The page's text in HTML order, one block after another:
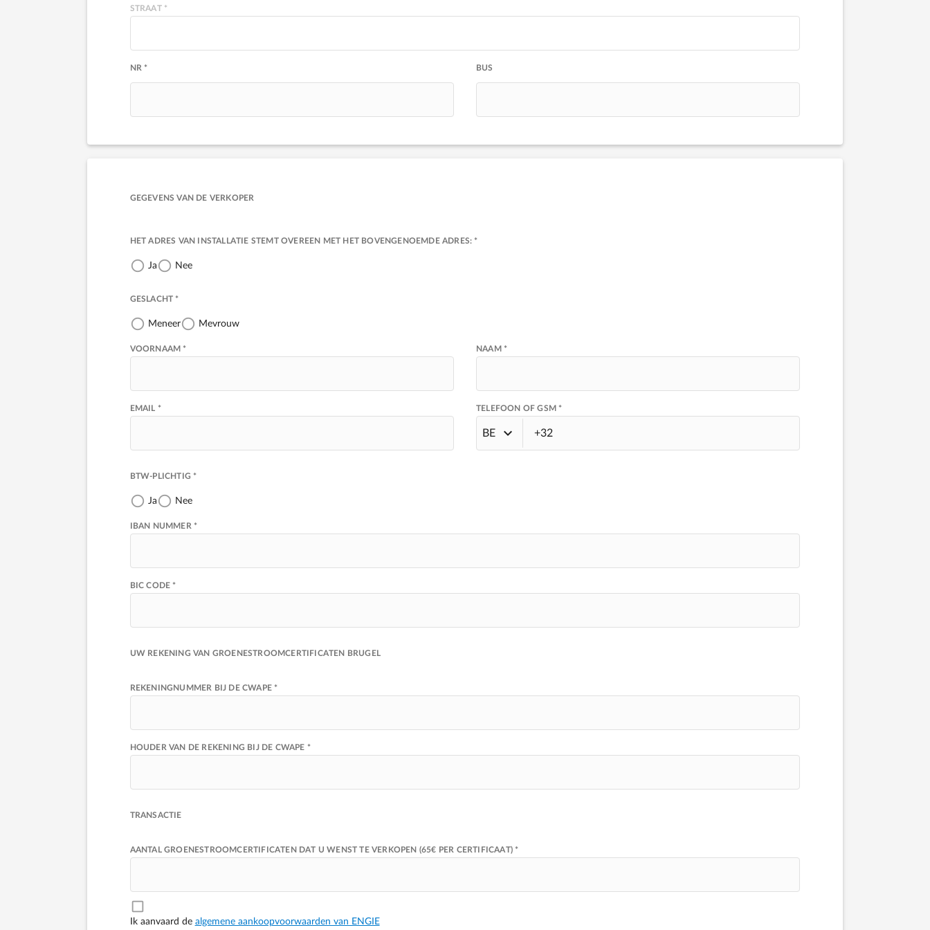
STRAAT *
NR * BUS
GEGEVENS VAN DE VERKOPER
HET ADRES VAN INSTALLATIE STEMT OVEREEN MET HET BOVENGENOEMDE ADRES: *
Ja Nee
GESLACHT *
Meneer Mevrouw
VOORNAAM * NAAM *
EMAIL * TELEFOON OF GSM *
BE
BTW-PLICHTIG *
Ja Nee
IBAN NUMMER *
BIC CODE *
UW REKENING VAN GROENESTROOMCERTIFICATEN BRUGEL
REKENINGNUMMER BIJ DE CWAPE *
HOUDER VAN DE REKENING BIJ DE CWAPE *
TRANSACTIE
AANTAL GROENESTROOMCERTIFICATEN DAT U WENST TE VERKOPEN (65€ PER CERTIFICAAT) *
Ik aanvaard de algemene aankoopvoorwaarden van ENGIE